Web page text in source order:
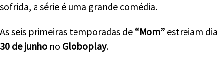
sofrida, a série é uma grande comédia.
As seis primeiras temporadas de “Mom” estreiam dia
30 de junho no Globoplay.